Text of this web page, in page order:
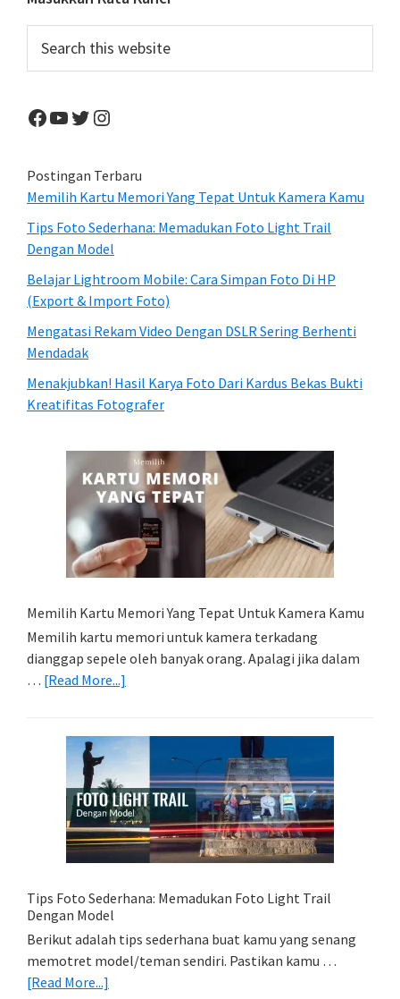
Sidebar
this
Facebook
YouTube
Twitter
Instagram
Postingan Terbaru
Memilih Kartu Memori Yang Tepat Untuk Kamera Kamu
Tips Foto Sederhana: Memadukan Foto Light Trail
Dengan Model
Belajar Lightroom Mobile: Cara Simpan Foto Di HP
(Export & Import Foto)
Mengatasi Rekam Video Dengan DSLR Sering Berhenti
Mendadak
Menakjubkan! Hasil Karya Foto Dari Kardus Bekas Bukti
Kreatifitas Fotografer
Memilih Kartu Memori Yang Tepat Untuk Kamera Kamu
Memilih kartu memori untuk kamera terkadang
dianggap sepele oleh banyak orang. Apalagi jika dalam
… [Read More...]
Memori
Tepat
Untuk
Kamera
Kamu
Tips Foto Sederhana: Memadukan Foto Light Trail
Dengan Model
Berikut adalah tips sederhana buat kamu yang senang
memotret model/teman sendiri. Pastikan kamu …
[Read More...]